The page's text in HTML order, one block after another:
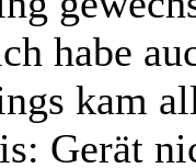
habe
kam
Gerät